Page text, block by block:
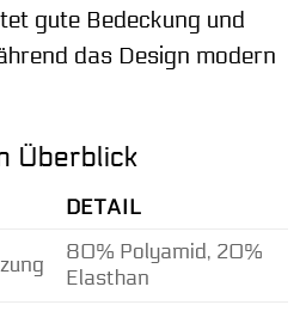
gute Bedeckung und
das Design modern
Überblick
DETAIL
80% Polyamid, 20%
Elasthan